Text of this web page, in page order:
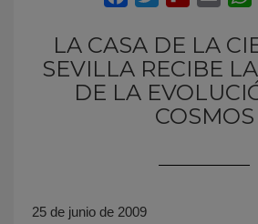
LA CASA DE LA
SEVILLA RECIBE
DE LA
COSMOS
25 de junio de 2009